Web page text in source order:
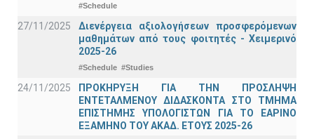
#Schedule
27/11/2025
Διενέργεια αξιολογήσεων προσφερόμενων
μαθημάτων από τους φοιτητές - Χειμερινό
2025-26
#Schedule #Studies
24/11/2025
ΠΡΟΚΗΡΥΞΗ ΓΙΑ ΤΗΝ ΠΡΟΣΛΗΨΗ
ΕΝΤΕΤΑΛΜΕΝΟΥ ΔΙΔΑΣΚΟΝΤΑ ΣΤΟ ΤΜΗΜΑ
ΕΠΙΣΤΗΜΗΣ ΥΠΟΛΟΓΙΣΤΩΝ ΓΙΑ ΤΟ ΕΑΡΙΝΟ
ΕΞΑΜΗΝΟ ΤΟΥ ΑΚΑΔ. ΕΤΟΥΣ 2025-26